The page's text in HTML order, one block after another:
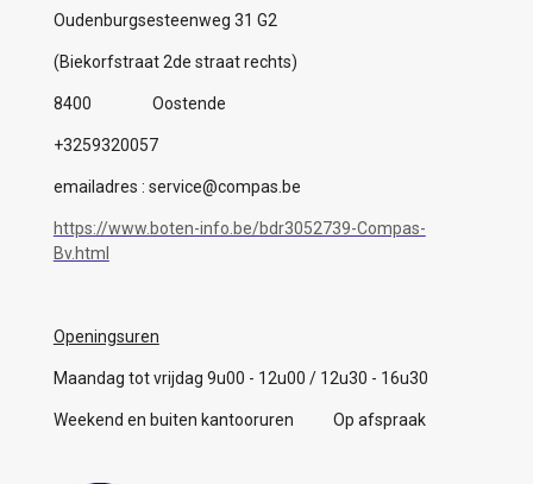
Oudenburgsesteenweg 31 G2
(Biekorfstraat 2de straat rechts)
8400 Oostende
+3259320057
emailadres : service@compas.be
https://www.boten-info.be/bdr3052739-Compas-
Bv.html
Openingsuren
Maandag tot vrijdag 9u00 - 12u00 / 12u30 - 16u30
Weekend en buiten kantooruren Op afspraak